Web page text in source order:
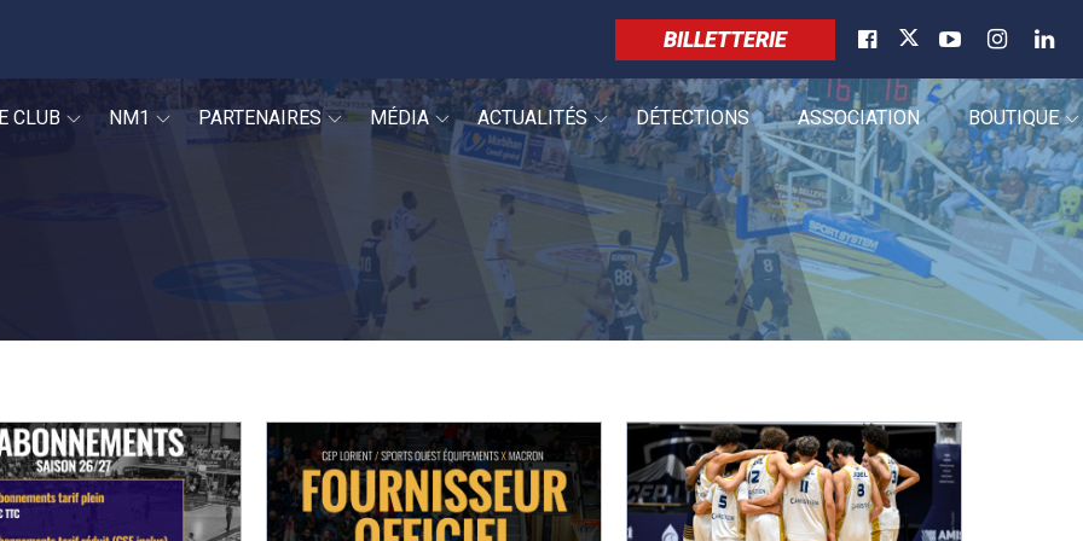
BILLETTERIE
CLUB NM1 PARTENAIRES MÉDIA ACTUALITÉS DÉTECTIONS ASSOCIATION BOUTIQUE